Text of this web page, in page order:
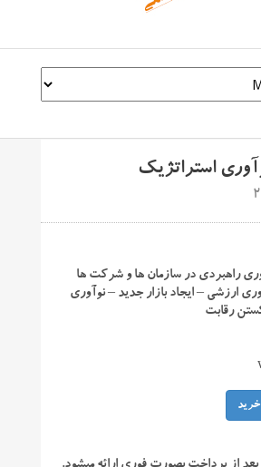
استراتژیک
راهبردی در سازمان ها و شرکت ها
ارزشی – ایجاد بازار جدید – نوآوری
رقابت